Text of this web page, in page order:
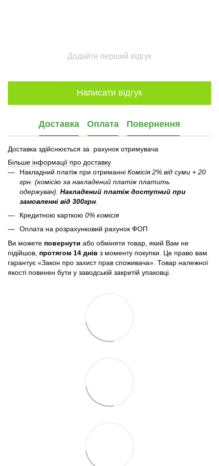
Додайте перший відгук
Написати відгук
Доставка Оплата Повернення
Доставка здійснюється за рахунок отримувача
Більше інформації про доставку
Накладний платіж при отриманні Комісія 2% від суми + 20
грн. (комісію за накладений платіж платить
одержувач). Накладений платіж доступний при
замовленні від 300грн
Кредитною карткою 0% комісія
Оплата на розрахунковий рахунок ФОП
Ви можете повернути або обміняти товар, який Вам не
підійшов, протягом 14 днів з моменту покупки. Це право вам
гарантує «Закон про захист прав споживача». Товар належної
якості повинен бути у заводській закритій упаковці.